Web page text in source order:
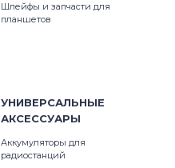
Шлейфы и запчасти для
планшетов
УНИВЕРСАЛЬНЫЕ
АКСЕССУАРЫ
Аккумуляторы для
радиостанций